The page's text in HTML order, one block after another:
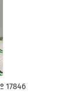
17846